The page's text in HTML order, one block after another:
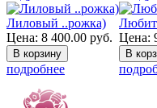
Лиловый ..рожка)
Цена: 8 400.00 руб.
подробнее
Цена: